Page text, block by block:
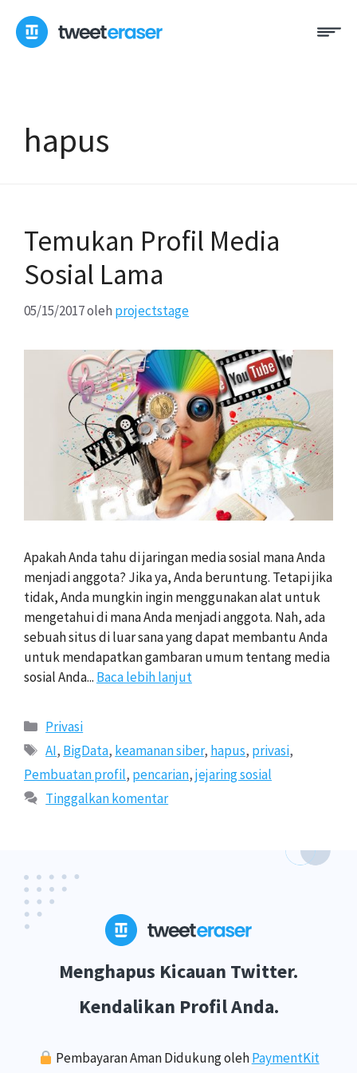
konten
hapus
Temukan Profil Media
Sosial Lama
05/15/2017oleh projectstage
Apakah Anda tahu di jaringan media sosial mana Anda
menjadi anggota? Jika ya, Anda beruntung. Tetapi jika
tidak, Anda mungkin ingin menggunakan alat untuk
mengetahui di mana Anda menjadi anggota. Nah, ada
sebuah situs di luar sana yang dapat membantu Anda
untuk mendapatkan gambaran umum tentang media
sosial Anda... Baca lebih lanjut
Kategori
Privasi
Tags
AI, BigData, keamanan siber, hapus, privasi,
Pembuatan profil, pencarian,jejaring sosial
Tinggalkan komentar
Menghapus Kicauan Twitter.
Kendalikan Profil Anda.
Pembayaran Aman Didukung olehPaymentKit